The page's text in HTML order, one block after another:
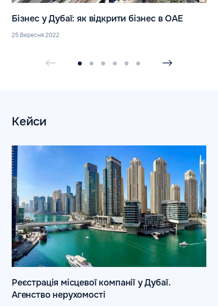
Бізнес у Дубаї: як відкрити бізнес в ОАЕ
25 Вересня 2022
Кейси
Реєстрація місцевої компанії у Дубаї.
Агенство нерухомості